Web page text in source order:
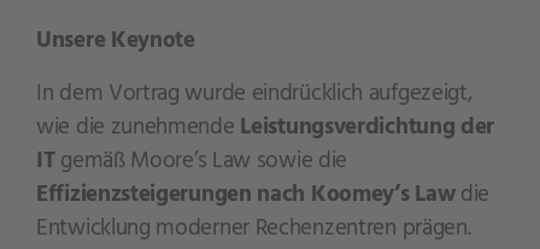
Unsere Keynote
In dem Vortrag wurde eindrücklich aufgezeigt,
wie die zunehmende Leistungsverdichtung der
ITgemäß Moore’s Law sowie die
Effizienzsteigerungen nach Koomey’s Lawdie
Entwicklung moderner Rechenzentren prägen.